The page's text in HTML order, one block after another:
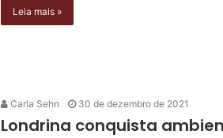
Leia mais »
Carla Sehn 30 de dezembro de 2021
Londrina conquista